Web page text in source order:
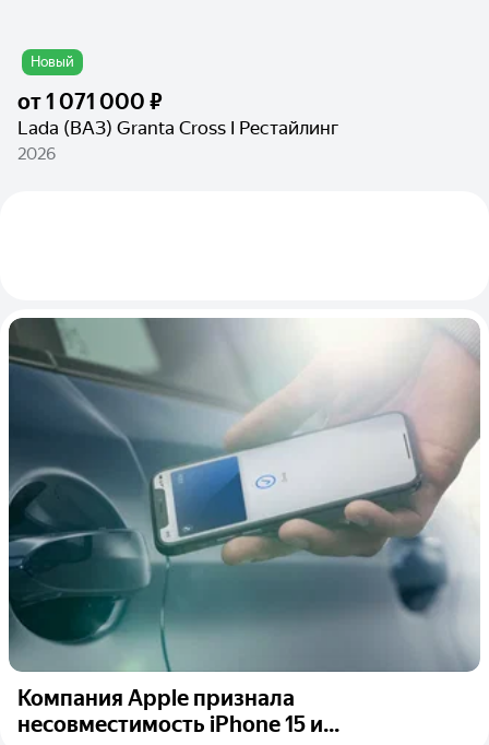
Новый
от1 071 000 ₽
Lada (ВАЗ) Granta Cross I Рестайлинг
2026
Компания Apple признала
несовместимость iPhone 15 и...